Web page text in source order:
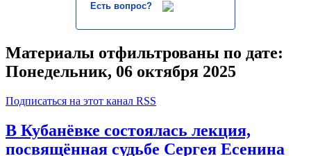
Есть вопрос?
Материалы отфильтрованы по дате:
Понедельник, 06 октября 2025
Подписаться на этот канал RSS
В Кубанёвке состоялась лекция,
посвящённая судьбе Сергея Есенина